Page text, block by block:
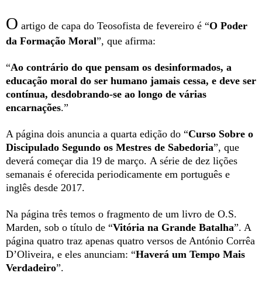
O artigo de capa do Teosofista de fevereiro é “O Poder
da Formação Moral”, que afirma:
“Ao contrário do que pensam os desinformados, a
educação moral do ser humano jamais cessa, e deve ser
contínua, desdobrando-se ao longo de várias
encarnações.”
A página dois anuncia a quarta edição do “Curso Sobre o
Discipulado Segundo os Mestres de Sabedoria”, que
deverá começar dia 19 de março. A série de dez lições
semanais é oferecida periodicamente em português e
inglês desde 2017.
Na página três temos o fragmento de um livro de O.S.
Marden, sob o título de “Vitória na Grande Batalha”. A
página quatro traz apenas quatro versos de António Corrêa
D’Oliveira, e eles anunciam: “Haverá um Tempo Mais
Verdadeiro”.